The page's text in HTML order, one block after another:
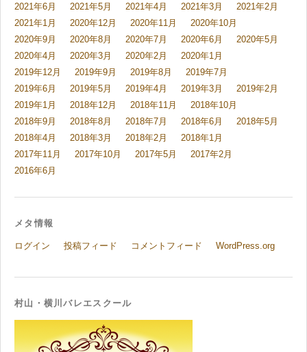
2021年6月
2021年5月 2021年4月 2021年3月
2021年2月
2021年1月
2020年12月 2020年11月
2020年10月
2020年9月
2020年8月 2020年7月 2020年6月
2020年5月
2020年4月
2020年3月 2020年2月
2020年1月
2019年12月
2019年9月 2019年8月
2019年7月
2019年6月
2019年5月 2019年4月 2019年3月
2019年2月
2019年1月
2018年12月 2018年11月
2018年10月
2018年9月
2018年8月 2018年7月 2018年6月
2018年5月
2018年4月
2018年3月 2018年2月
2018年1月
2017年11月
2017年10月 2017年5月
2017年2月
2016年6月
メタ情報
ログイン 投稿フィード コメントフィード WordPress.org
村山・横川バレエスクール